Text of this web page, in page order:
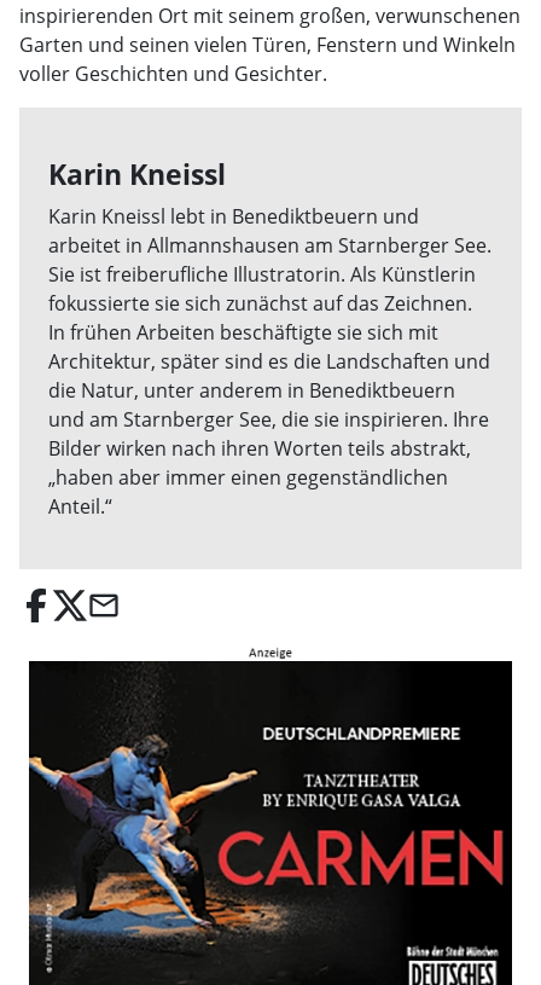
inspirierenden Ort mit seinem großen, verwunschenen
Garten und seinen vielen Türen, Fenstern und Winkeln
voller Geschichten und Gesichter.
Karin Kneissl
Karin Kneissl lebt in Benediktbeuern und
arbeitet in Allmannshausen am Starnberger See.
Sie ist freiberufliche Illustratorin. Als Künstlerin
fokussierte sie sich zunächst auf das Zeichnen.
In frühen Arbeiten beschäftigte sie sich mit
Architektur, später sind es die Landschaften und
die Natur, unter anderem in Benediktbeuern
und am Starnberger See, die sie inspirieren. Ihre
Bilder wirken nach ihren Worten teils abstrakt,
„haben aber immer einen gegenständlichen
Anteil.“
email